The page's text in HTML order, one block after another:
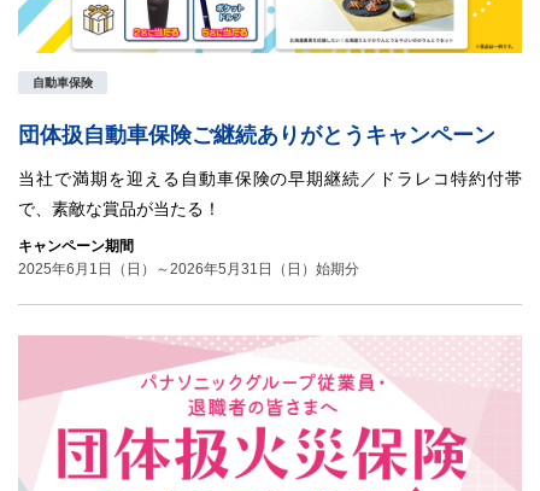
自動車保険
団体扱自動車保険ご継続ありがとうキャンペーン
当社で満期を迎える自動車保険の早期継続／ドラレコ特約付帯
で、素敵な賞品が当たる！
キャンペーン期間
2025年6月1日（日）～2026年5月31日（日）始期分